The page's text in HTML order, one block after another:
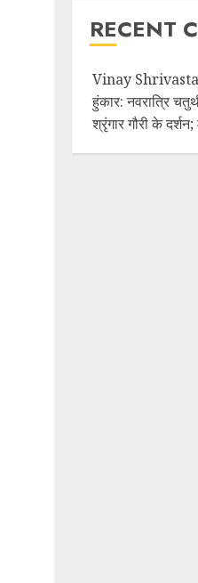
RECENT
Vinay
हुंकार: नवरात्रि
श्रृंगार गौरी के